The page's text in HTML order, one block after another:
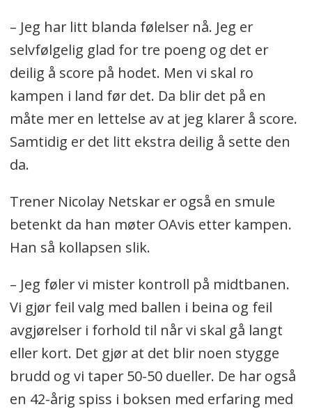
– Jeg har litt blanda følelser nå. Jeg er
selvfølgelig glad for tre poeng og det er
deilig å score på hodet. Men vi skal ro
kampen i land før det. Da blir det på en
måte mer en lettelse av at jeg klarer å score.
Samtidig er det litt ekstra deilig å sette den
da.
Trener Nicolay Netskar er også en smule
betenkt da han møter OAvis etter kampen.
Han så kollapsen slik.
– Jeg føler vi mister kontroll på midtbanen.
Vi gjør feil valg med ballen i beina og feil
avgjørelser i forhold til når vi skal gå langt
eller kort. Det gjør at det blir noen stygge
brudd og vi taper 50-50 dueller. De har også
en 42-årig spiss i boksen med erfaring med